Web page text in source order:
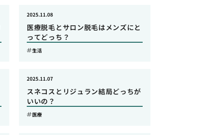
医療脱毛とサロン脱毛はメンズにと
ってどっち？
2025.11.08
生活
スネコスとリジュラン結局どっちが
いいの？
2025.11.07
医療